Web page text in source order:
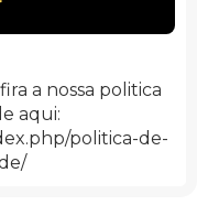
a nossa politica
aqui:
politica-de-